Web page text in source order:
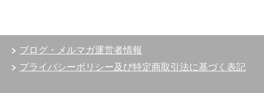
ち
ら
ブログ・メルマガ運営者情報
プライバシーポリシー及び特定商取引法に基づく表記